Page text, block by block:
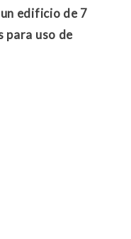
edificio de 7
para uso de